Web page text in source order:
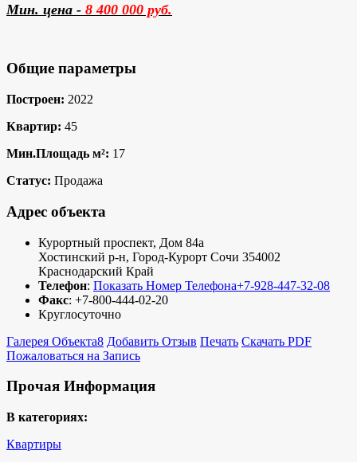
Мин. цена - 8 400 000 руб.
Общие параметры
Построен: 2022
Квартир: 45
Мин.Площадь м²: 17
Статус: Продажа
Адрес объекта
Курортный проспект, Дом 84а
Хостинский р-н, Город-Курорт Сочи 354002
Краснодарский Край
Телефон: Показать Номер Телефона+7-928-447-32-08
Факс: +7-800-444-02-20
Круглосуточно
Галерея Объекта8 Добавить Отзыв Печать Скачать PDF
Пожаловаться на Запись
Прочая Информация
В категориях:
Квартиры